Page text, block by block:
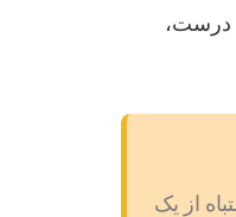
درست،
از یک